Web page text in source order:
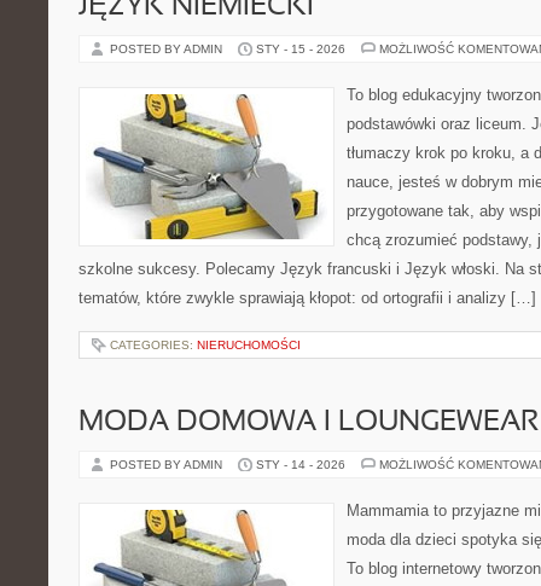
JĘZYK NIEMIECKI
POSTED BY ADMIN STY - 15 - 2026 MOŻLIWOŚĆ
To blog edukacyjny
podstawówki oraz liceum.
tłumaczy krok po kroku, a
nauce, jesteś w dobrym
przygotowane tak, aby
chcą zrozumieć podstawy,
szkolne sukcesy. Polecamy Język francuski i Język włoski. Na
tematów, które zwykle sprawiają kłopot: od ortografii i analizy […]
CATEGORIES: NIERUCHOMOŚCI
MODA DOMOWA I LOUNGEWEAR
POSTED BY ADMIN STY - 14 - 2026 MOŻLIWOŚĆ
Mammamia to przyjazne
moda dla dzieci spotyka
To blog internetowy